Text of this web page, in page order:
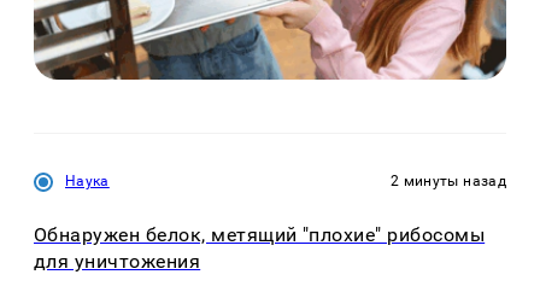
Наука 2 минуты назад
Обнаружен белок, метящий "плохие" рибосомы
для уничтожения